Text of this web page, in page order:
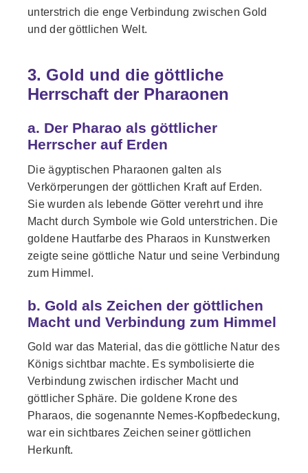
unterstrich die enge Verbindung zwischen Gold
und der göttlichen Welt.
3. Gold und die göttliche
Herrschaft der Pharaonen
a. Der Pharao als göttlicher
Herrscher auf Erden
Die ägyptischen Pharaonen galten als
Verkörperungen der göttlichen Kraft auf Erden.
Sie wurden als lebende Götter verehrt und ihre
Macht durch Symbole wie Gold unterstrichen. Die
goldene Hautfarbe des Pharaos in Kunstwerken
zeigte seine göttliche Natur und seine Verbindung
zum Himmel.
b. Gold als Zeichen der göttlichen
Macht und Verbindung zum Himmel
Gold war das Material, das die göttliche Natur des
Königs sichtbar machte. Es symbolisierte die
Verbindung zwischen irdischer Macht und
göttlicher Sphäre. Die goldene Krone des
Pharaos, die sogenannte Nemes-Kopfbedeckung,
war ein sichtbares Zeichen seiner göttlichen
Herkunft.